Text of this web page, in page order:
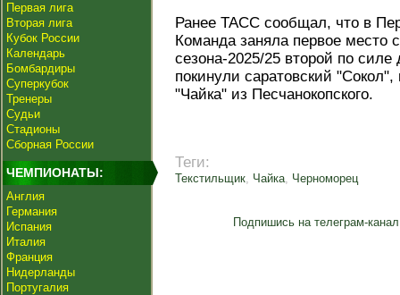
Первая лига
Вторая лига
Кубок России
Календарь
Бомбардиры
Суперкубок
Тренеры
Судьи
Стадионы
Сборная России
ЧЕМПИОНАТЫ:
Англия
Германия
Испания
Италия
Франция
Нидерланды
Португалия
Ранее ТАСС сообщал, что в
Команда заняла первое место
сезона-2025/25 второй по
покинули саратовский
"Чайка" из Песчанокопского.
Теги:
Текстильщик, Чайка, Черноморец
Подпишись на телеграм-